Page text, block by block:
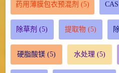
药用薄膜包衣预混剂 (5)
除草剂 (5) 提取物(5)
硬脂酸镁(5) 水处理 (5)